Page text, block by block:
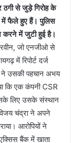
ठगी से जुड़े गिरोह के
में फैले हुए हैं। पुलिस
करने में जुटी हुई है।
जो एनजीओ से
में रिपोर्ट दर्ज
ने उसकी पहचान अभय
कि एक कंपनी CSR
लिए उसके संस्थान
चंद्रा ने अपने
आरोपियों ने
बैंक में खाता